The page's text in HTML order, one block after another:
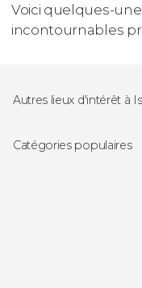
Voici quelques-
incontournables
Autres lieux d'intérêt à
Palais de Topkapi
Catégories populaires